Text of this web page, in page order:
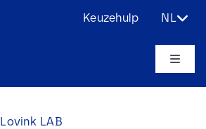
Keuzehulp NL
Toggle
Lovink LAB